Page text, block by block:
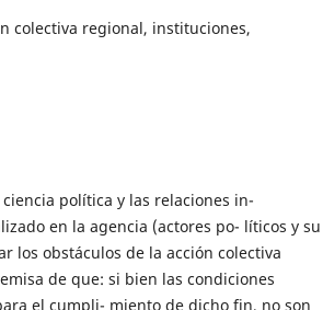
colectiva regional, instituciones,
política y las relaciones in-
en la agencia (actores po- líticos y su
los obstáculos de la acción colectiva
de que: si bien las condiciones
el cumpli- miento de dicho fin, no son